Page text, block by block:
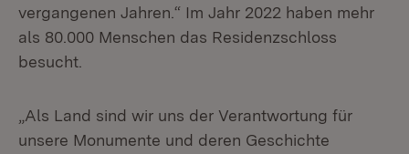
vergangenen Jahren.“ Im Jahr 2022 haben mehr
als 80.000 Menschen das Residenzschloss
besucht.
„Als Land sind wir uns der Verantwortung für
unsere Monumente und deren Geschichte